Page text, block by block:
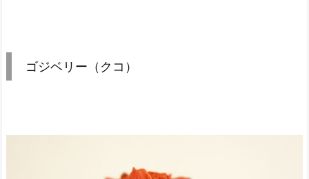
ゴジベリー（クコ）